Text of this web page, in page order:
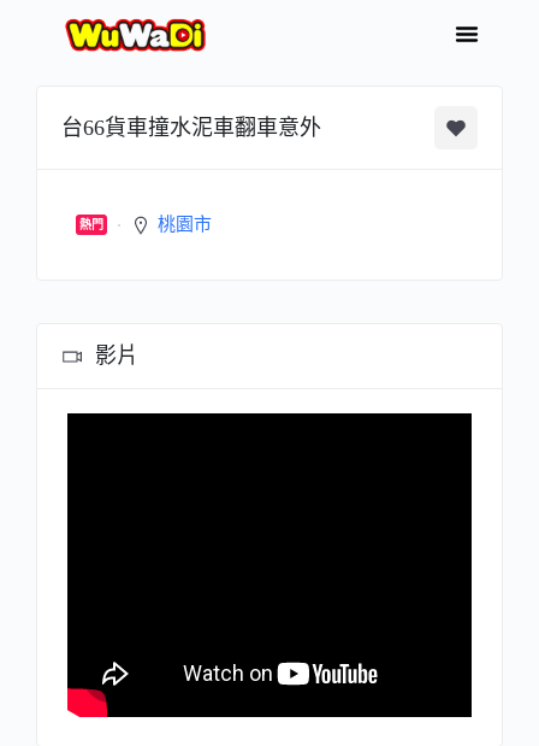
台66貨車撞水泥車翻車意外
熱門 桃園市
影片